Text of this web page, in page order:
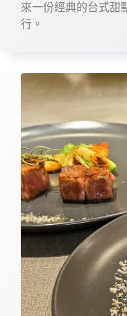
來一份經典的台式甜
行。